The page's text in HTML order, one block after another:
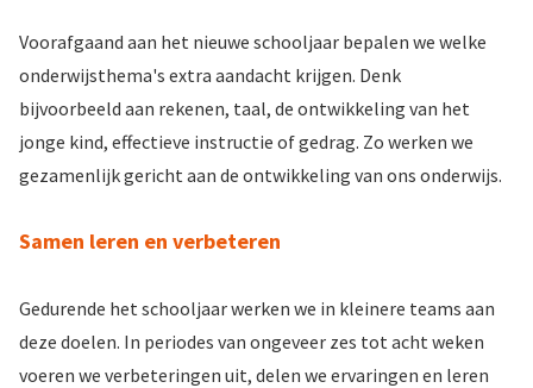
Voorafgaand aan het nieuwe schooljaar bepalen we welke
onderwijsthema's extra aandacht krijgen. Denk
bijvoorbeeld aan rekenen, taal, de ontwikkeling van het
jonge kind, effectieve instructie of gedrag. Zo werken we
gezamenlijk gericht aan de ontwikkeling van ons onderwijs.
Samen leren en verbeteren
Gedurende het schooljaar werken we in kleinere teams aan
deze doelen. In periodes van ongeveer zes tot acht weken
voeren we verbeteringen uit, delen we ervaringen en leren